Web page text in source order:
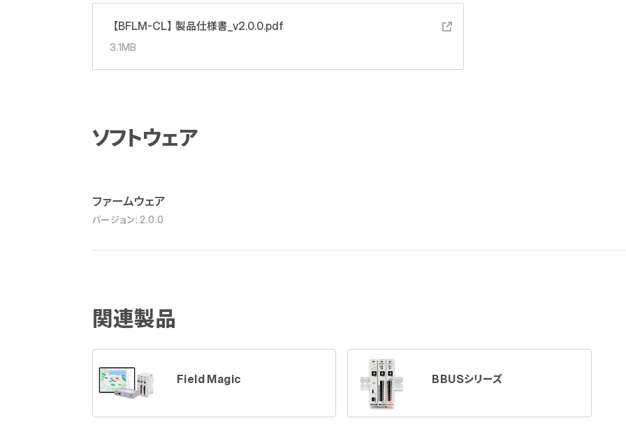
【BFLM-CL】製品仕様書_v2.0.0.pdf
3.1MB
ソフトウェア
ファームウェア
バージョン: 2.0.0
関連製品
Field Magic BBUSシリーズ